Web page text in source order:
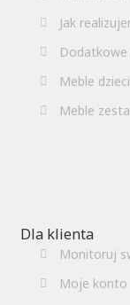
Jak
Dodatkowe
Meble
Meble
Dla klienta
Monitoruj
Moje konto